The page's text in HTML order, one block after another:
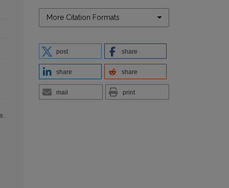
More Citation Formats
post share
share share
mail print